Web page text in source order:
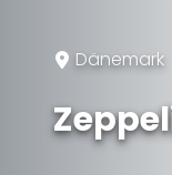
Dänemark